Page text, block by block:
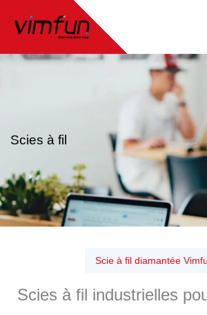
content
Scies à fil
Scie à fil diamantée
Scies à fil industrielles